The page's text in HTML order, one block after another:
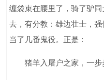
缠袋束在腰里了，骑了驴
去，有分教：雄边壮士，
当了几番鬼役。正是：
猪羊入屠户之家，一步